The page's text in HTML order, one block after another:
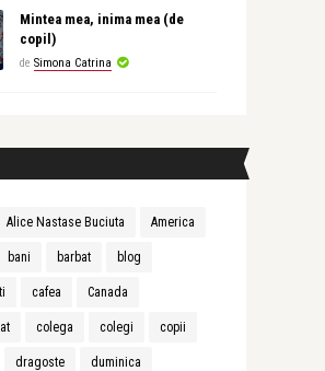
Mintea mea, inima mea (de
copil)
de Simona Catrina
Alice Nastase Buciuta America
bani barbat blog
cafea Canada
colega colegi copii
dragoste duminica